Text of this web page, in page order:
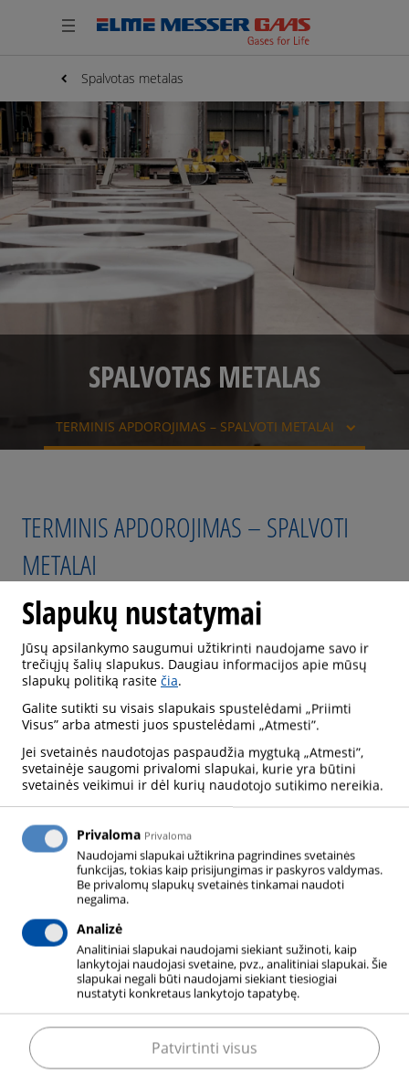
Spalvotas metalas
SPALVOTAS METALAS
TERMINIS APDOROJIMAS – SPALVOTI METALAI
TERMINIS APDOROJIMAS – SPALVOTI
METALAI
Terminis apdorojimas apibūdina procesą, kai
ruošinys ar jo dalis sąmoningai veikiami tam tikra
laiko ir temperatūros seka. Kai kuriais atvejais
dirbinys gali būti papildomai veikiamas kitų fizinių ir
(arba) cheminių poveikių. Šiluminio apdorojimo
tikslas – suteikti gabalėliui savybių, reikalingų
tolesniems apdirbimo etapams arba numatytam
naudojimui.
Šis apibrėžimas apima visus terminius,
termocheminius ir termo-mechaninius ruošinių
apdorojimo procesus, kurių mechaninės medžiagos
savybės turi būti pasirinktinai keičiamos. Be to, gali
būti paveikta ruošinių paviršiaus išvaizda. Šios
savybės yra optimizuojamos dėl paviršiaus ar viso
ruošinio struktūrinių virsmų ir paviršiaus cheminių
pokyčių.
Slapukų nustatymai
Jūsų apsilankymo saugumui užtikrinti naudojame savo ir
trečiųjų šalių slapukus. Daugiau informacijos apie mūsų
slapukų politiką rasite čia.
Galite sutikti su visais slapukais spustelėdami „Priimti
Visus” arba atmesti juos spustelėdami „Atmesti”.
Jei svetainės naudotojas paspaudžia mygtuką „Atmesti”,
svetainėje saugomi privalomi slapukai, kurie yra būtini
svetainės veikimui ir dėl kurių naudotojo sutikimo nereikia.
Privaloma Privaloma
Naudojami slapukai užtikrina pagrindines svetainės
funkcijas, tokias kaip prisijungimas ir paskyros valdymas.
Be privalomų slapukų svetainės tinkamai naudoti
negalima.
Analizė
Analitiniai slapukai naudojami siekiant sužinoti, kaip
lankytojai naudojasi svetaine, pvz., analitiniai slapukai. Šie
slapukai negali būti naudojami siekiant tiesiogiai
nustatyti konkretaus lankytojo tapatybę.
Patvirtinti visus